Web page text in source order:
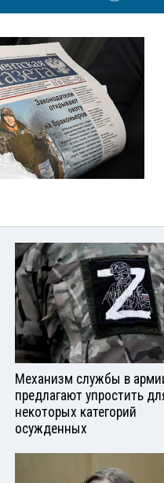
Механизм службы в
предлагают упростить
некоторых категорий
осужденных